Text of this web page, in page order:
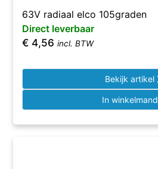
63V radiaal elco 105graden
Direct leverbaar
€ 4,56 incl. BTW
Bekijk artikel
In winkelmand